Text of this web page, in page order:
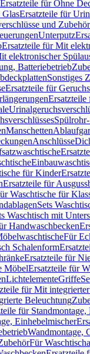
Ersatzteile für Ohne
GlasErsatzteile für
und Zubehör
Unterputz
Ersatzteile für Mit
elektronischer
Batteriebetrieb
Sonstiges
Ersatzteile für
Ersatzteile
Manschetten
Anschlüsse
für Kinder
Ersatzteile für
Waschtische für
Sets
Waschtisch mit
Handwaschbecken
Für
Schalenform
Ersatzteile für
MöbelErsatzteile für
LichtelementeGriffe
für Mit
Beleuchtung
für Standmontage,
Einhebelmischer
Wandmontage,
Für